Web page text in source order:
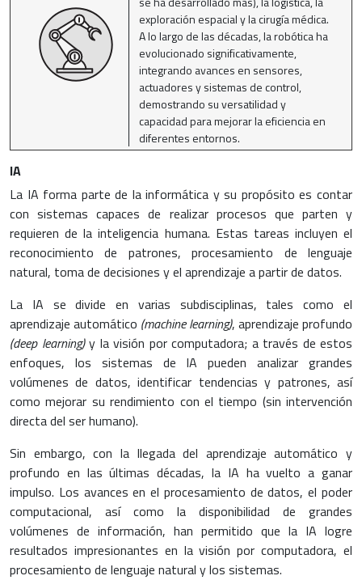
exploración espacial y la cirugía médica.
A lo largo de las décadas, la robótica ha
evolucionado significativamente,
integrando avances en sensores,
actuadores y sistemas de control,
demostrando su versatilidad y
capacidad para mejorar la eficiencia en
diferentes entornos.
IA
La IA forma parte de la informática y su propósito es contar
con sistemas capaces de realizar procesos que parten y
requieren de la inteligencia humana. Estas tareas incluyen el
reconocimiento de patrones, procesamiento de lenguaje
natural, toma de decisiones y el aprendizaje a partir de datos.
La IA se divide en varias subdisciplinas, tales como el
aprendizaje automático (machine learning), aprendizaje profundo
(deep learning)y la visión por computadora; a través de estos
enfoques, los sistemas de IA pueden analizar grandes
volúmenes de datos, identificar tendencias y patrones, así
como mejorar su rendimiento con el tiempo (sin intervención
directa del ser humano).
Sin embargo, con la llegada del aprendizaje automático y
profundo en las últimas décadas, la IA ha vuelto a ganar
impulso. Los avances en el procesamiento de datos, el poder
computacional, así como la disponibilidad de grandes
volúmenes de información, han permitido que la IA logre
resultados impresionantes en la visión por computadora, el
procesamiento de lenguaje natural y los sistemas.